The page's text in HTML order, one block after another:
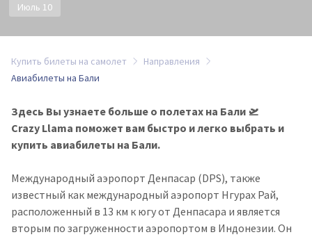
Июль 10
Купить билеты на самолет
Направления
Авиабилеты на Бали
Здесь Вы узнаете больше о полетах на Бали 🛫
Crazy Llama поможет вам быстро и легко выбрать и
купить авиабилеты на Бали.
Международный аэропорт Денпасар (DPS), также
известный как международный аэропорт Нгурах Рай,
расположенный в 13 км к югу от Денпасара и является
вторым по загруженности аэропортом в Индонезии. Он